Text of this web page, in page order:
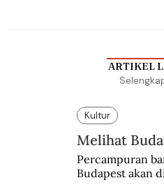
ARTIKEL
Kultur
Melihat
Percampuran
Budapest akan